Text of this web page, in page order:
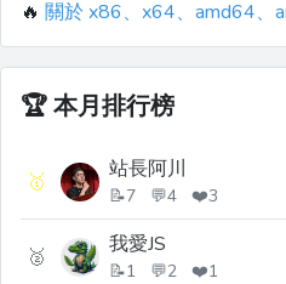
🔥 關於 x86、x64、amd64、
🏆本月排行榜
🥇 站長阿川
📝7 💬4 ❤️3
🥈 我愛JS
📝1 💬2 ❤️1